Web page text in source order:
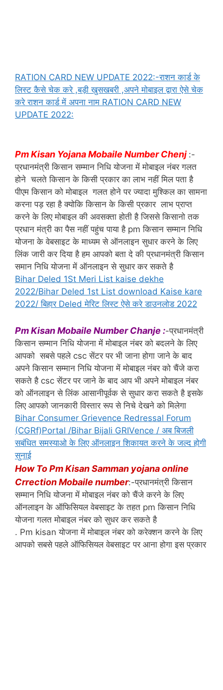
RATION CARD NEW UPDATE 2022:-राशन कार्ड के
लिस्ट कैसे चेक करे ,बड़ी खुसखबरी ,अपने मोबाइल द्वारा ऐसे चेक
करे राशन कार्ड में अपना नाम RATION CARD NEW
UPDATE 2022:
Pm Kisan Yojana Mobaile Number Chenj :-
प्रधानमंत्री किसान सम्मान निधि योजना में मोबाइल नंबर गलत
होने चलते किसान के किसी प्रकार का लाभ नहीं मिल पता है
पीएम किसान को मोबाइल गलत होने पर ज्यादा मुश्किल का सामना
करना पड़ रहा है क्योकि किसान के किसी प्रकार लाभ प्राप्त
करने के लिए मोबाइल की अवसक्ता होती है जिससे किसानो तक
प्रधान मंत्री का पैस नहीं पहुंच पाया है pm किसान सम्मान निधि
योजना के वेबसाइट के माध्यम से ऑनलाइन सुधार करने के लिए
लिंक जारी कर दिया है हम आपको बता दे की प्रधानमंत्री किसान
समान निधि योजना में ऑनलाइन से सुधार कर सकते है
Bihar Deled 1St Meri List kaise dekhe
2022/Bihar Deled 1st List download Kaise kare
2022/ बिहार Deled मेरिट लिस्ट ऐसे करे डाउनलोड 2022
Pm Kisan Mobaile Number Chanje :-प्रधानमंत्री
किसान सम्मान निधि योजना में मोबाइल नंबर को बदलने के लिए
आपको सबसे पहले csc सेंटर पर भी जाना होगा जाने के बाद
अपने किसान सम्मान निधि योजना में मोबाइल नंबर को चैंजे करा
सकते है csc सेंटर पर जाने के बाद आप भी अपने मोबाइल नंबर
को ऑनलाइन से लिंक आसानीपूर्वक से सुधार करा सकते है इसके
लिए आपको जानकारी विस्तार रूप से निचे देखने को मिलेगा
Bihar Consumer Grievence Redressal Forum
(CGRf)Portal /Bihar Bijali GRIVence / अब बिजली
सबंधित समस्याओ के लिए ऑनलाइन शिकायत करने के जल्द होगी
सुनाई
How To Pm Kisan Samman yojana online
Crrection Mobaile number:-प्रधानमंत्री किसान
सम्मान निधि योजना में मोबाइल नंबर को चैंजे करने के लिए
ऑनलाइन के ऑफिसियल वेबसाइट के तहत pm किसान निधि
योजना गलत मोबाइल नंबर को सुधर कर सकते है
. Pm kisan योजना में मोबाइल नंबर को करेक्शन करने के लिए
आपको सबसे पहले ऑफिसियल वेबसाइट पर आना होगा इस प्रकार